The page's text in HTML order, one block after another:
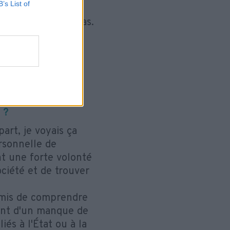
List of
Et en effet il
qui n’en était pas.
par
des missions
?
je voyais ça
de
une forte volonté
et de trouver
de comprendre
d'un manque de
à l'État ou à la